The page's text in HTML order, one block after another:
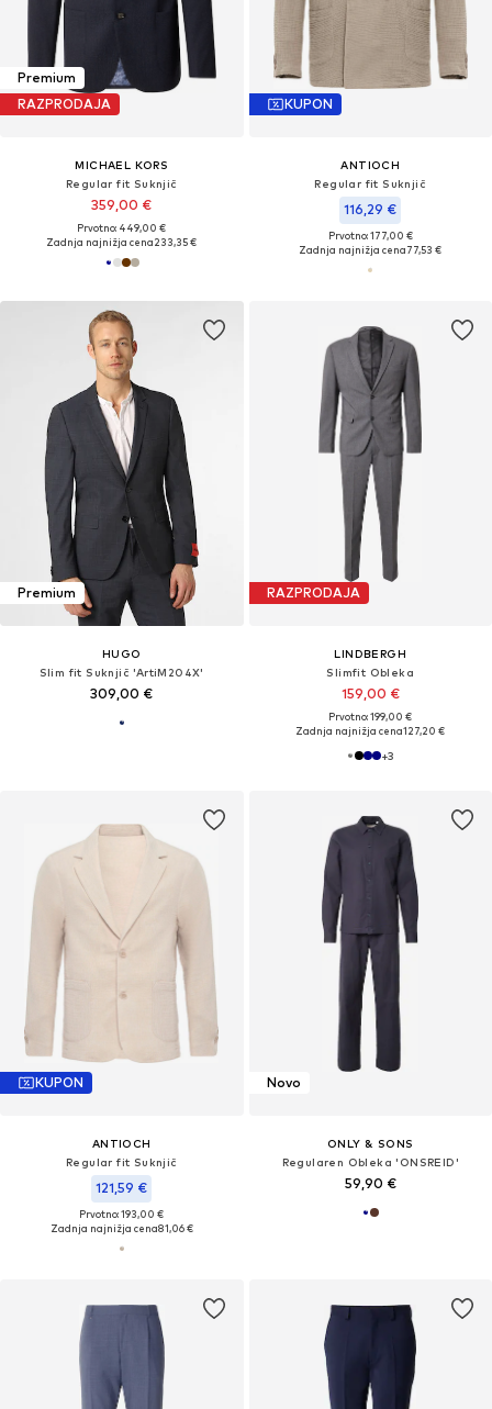
Premium
RAZPRODAJA
MICHAEL KORS
Regular fit Suknjič
359,00 €
Prvotno: 449,00 €
Zadnja najnižja cena233,35 €
KUPON
ANTIOCH
Regular fit Suknjič
116,29 €
Prvotno: 177,00 €
Zadnja najnižja cena77,53 €
Premium
HUGO
Slim fit Suknjič 'ArtiM204X'
309,00 €
RAZPRODAJA
LINDBERGH
Slimfit Obleka
159,00 €
Prvotno: 199,00 €
Zadnja najnižja cena127,20 €
+3
KUPON
ANTIOCH
Regular fit Suknjič
121,59 €
Prvotno: 193,00 €
Zadnja najnižja cena81,06 €
Novo
ONLY & SONS
Regularen Obleka 'ONSREID'
59,90 €